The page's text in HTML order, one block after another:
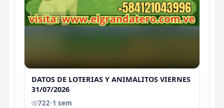
DATOS DE LOTERIAS Y ANIMALITOS VIERNES
31/07/2026
722•1 sem